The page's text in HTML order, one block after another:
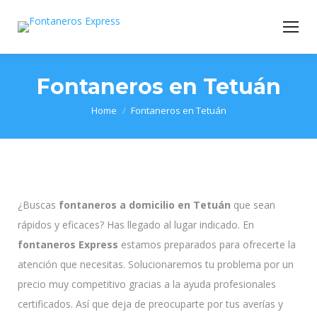
Fontaneros en Tetuán
You are here:
Home Fontaneros en Tetuán
¿Buscas fontaneros a domicilio en Tetuán que sean
rápidos y eficaces? Has llegado al lugar indicado. En
fontaneros Express estamos preparados para ofrecerte la
atención que necesitas. Solucionaremos tu problema por un
precio muy competitivo gracias a la ayuda profesionales
certificados. Así que deja de preocuparte por tus averías y